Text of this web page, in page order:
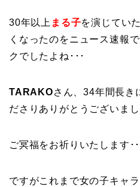
30年以上 まる子を演じてい
くなったのをニュース速報
クでしたよね･･･
TARAKOさん、34年間長き
ださりありがとうございまし
ご冥福をお祈りいたします･･
ですがこれまで女の子キャ